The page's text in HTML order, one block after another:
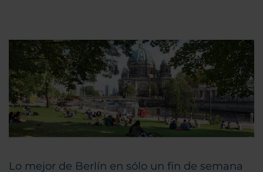
Lo mejor de Berlín en sólo un fin de semana